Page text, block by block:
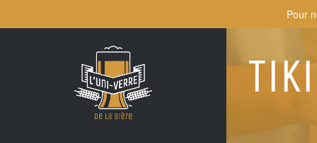
to
Pour